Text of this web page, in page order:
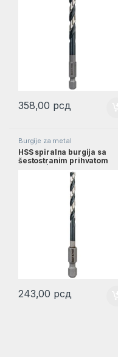
358,00 рсд
Burgije za metal
HSS spiralna burgija sa
šestostranim prihvatom
4,2mm | 2608577054
243,00 рсд